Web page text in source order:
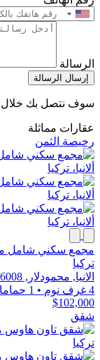
الرسالة
إرسال الرسالة
سوف نتصل بك خلال 24 ساعة.
عقارات مماثلة
رخيصة الثمن
مجمع سكني شامل مع
تركيا
الانيا, محمودلار, IP-6008
4 غرف نوم
• 1 حمامات
$102,000
شقق